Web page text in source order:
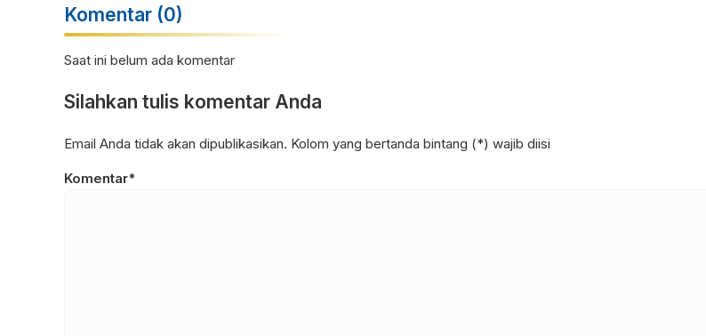
Komentar (0)
Saat ini belum ada komentar
Silahkan tulis komentar Anda
Email Anda tidak akan dipublikasikan. Kolom yang bertanda bintang (*) wajib diisi
Komentar*